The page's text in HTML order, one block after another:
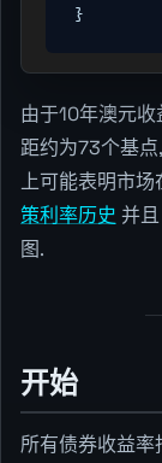
}
由于10年澳元
距约为73个基
上可能表明市场
策利率历史 并且
图.
开始
所有债券收益